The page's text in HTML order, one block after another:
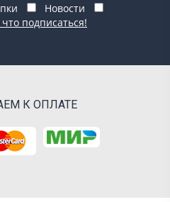
Новости
подписаться!
К ОПЛАТЕ